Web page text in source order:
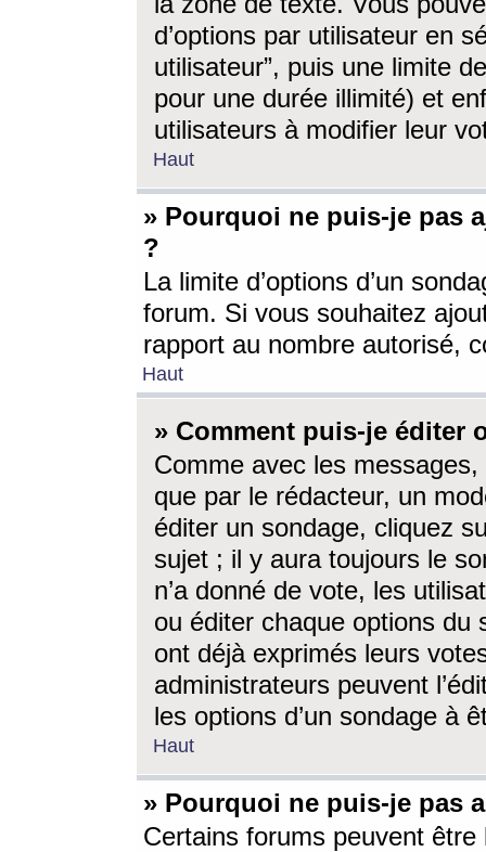
d’options par utilisateur en
utilisateur”, puis une limite
pour une durée illimité) et
utilisateurs à modifier leur
Haut
» Pourquoi ne puis-je pas
?
La limite d’options d’un
forum. Si vous souhaitez
rapport au nombre autorisé,
Haut
» Comment puis-je éditer
Comme avec les
que par le rédacteur, un
éditer un sondage, cliquez
sujet ; il y aura toujours le
n’a donné de vote, les
ou éditer chaque options du
ont déjà exprimés leurs
administrateurs peuvent
les options d’un sondage à
Haut
» Pourquoi ne puis-je pas
Certains forums peuvent être